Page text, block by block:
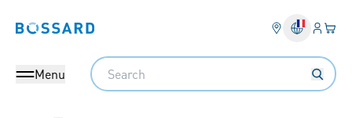
Bossard homepage
Menu
Search